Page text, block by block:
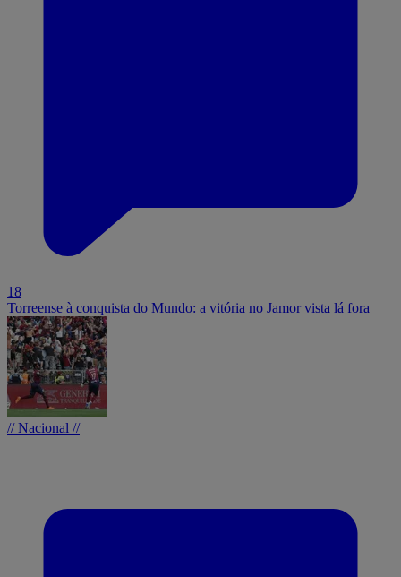
18
Torreense à conquista do Mundo: a vitória no Jamor vista lá fora
// Nacional //